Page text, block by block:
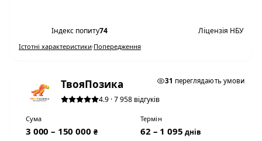
Індекс попиту74 Ліцензія НБУ
Істотні характеристики·Попередження
31 переглядають умови
ТвояПозика
4.9 · 7 958 відгуків
Сума
3 000 – 150 000 ₴
Термін
62 – 1 095днів